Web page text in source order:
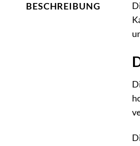
BESCHREIBUNG